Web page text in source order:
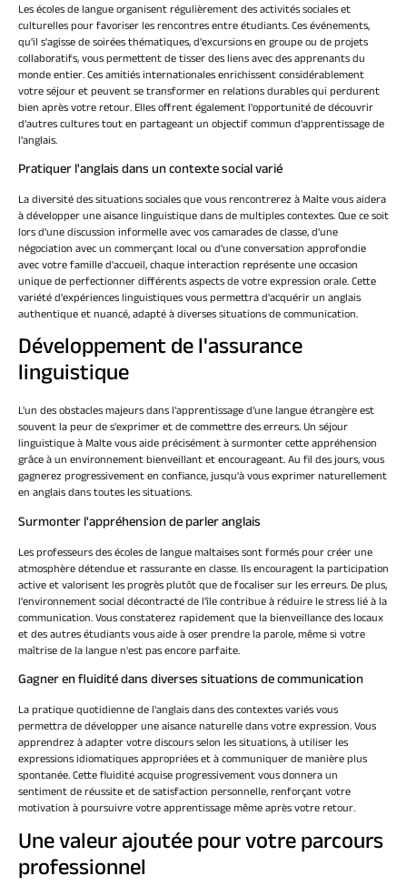
Les écoles de langue organisent régulièrement des activités sociales et
culturelles pour favoriser les rencontres entre étudiants. Ces événements,
qu'il s'agisse de soirées thématiques, d'excursions en groupe ou de projets
collaboratifs, vous permettent de tisser des liens avec des apprenants du
monde entier. Ces amitiés internationales enrichissent considérablement
votre séjour et peuvent se transformer en relations durables qui perdurent
bien après votre retour. Elles offrent également l'opportunité de découvrir
d'autres cultures tout en partageant un objectif commun d'apprentissage de
l'anglais.
Pratiquer l'anglais dans un contexte social varié
La diversité des situations sociales que vous rencontrerez à Malte vous aidera
à développer une aisance linguistique dans de multiples contextes. Que ce soit
lors d'une discussion informelle avec vos camarades de classe, d'une
négociation avec un commerçant local ou d'une conversation approfondie
avec votre famille d'accueil, chaque interaction représente une occasion
unique de perfectionner différents aspects de votre expression orale. Cette
variété d'expériences linguistiques vous permettra d'acquérir un anglais
authentique et nuancé, adapté à diverses situations de communication.
Développement de l'assurance
linguistique
L'un des obstacles majeurs dans l'apprentissage d'une langue étrangère est
souvent la peur de s'exprimer et de commettre des erreurs. Un séjour
linguistique à Malte vous aide précisément à surmonter cette appréhension
grâce à un environnement bienveillant et encourageant. Au fil des jours, vous
gagnerez progressivement en confiance, jusqu'à vous exprimer naturellement
en anglais dans toutes les situations.
Surmonter l'appréhension de parler anglais
Les professeurs des écoles de langue maltaises sont formés pour créer une
atmosphère détendue et rassurante en classe. Ils encouragent la participation
active et valorisent les progrès plutôt que de focaliser sur les erreurs. De plus,
l'environnement social décontracté de l'île contribue à réduire le stress lié à la
communication. Vous constaterez rapidement que la bienveillance des locaux
et des autres étudiants vous aide à oser prendre la parole, même si votre
maîtrise de la langue n'est pas encore parfaite.
Gagner en fluidité dans diverses situations de communication
La pratique quotidienne de l'anglais dans des contextes variés vous
permettra de développer une aisance naturelle dans votre expression. Vous
apprendrez à adapter votre discours selon les situations, à utiliser les
expressions idiomatiques appropriées et à communiquer de manière plus
spontanée. Cette fluidité acquise progressivement vous donnera un
sentiment de réussite et de satisfaction personnelle, renforçant votre
motivation à poursuivre votre apprentissage même après votre retour.
Une valeur ajoutée pour votre parcours
professionnel